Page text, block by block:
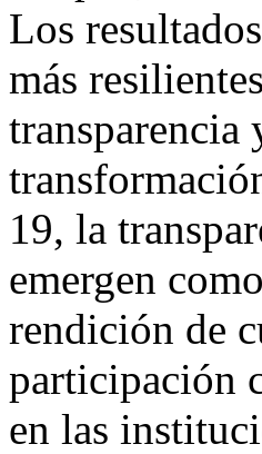
Los
más
transparencia
19, la
emergen
rendición de
participación
en las